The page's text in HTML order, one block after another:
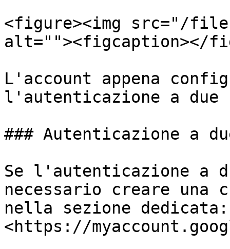
<figure><img src="/files/
alt=""><figcaption></
L'account appena
l'autenticazione a
### Autenticazione a
Se l'autenticazione
necessario creare una
nella sezione dedicata:
<https://